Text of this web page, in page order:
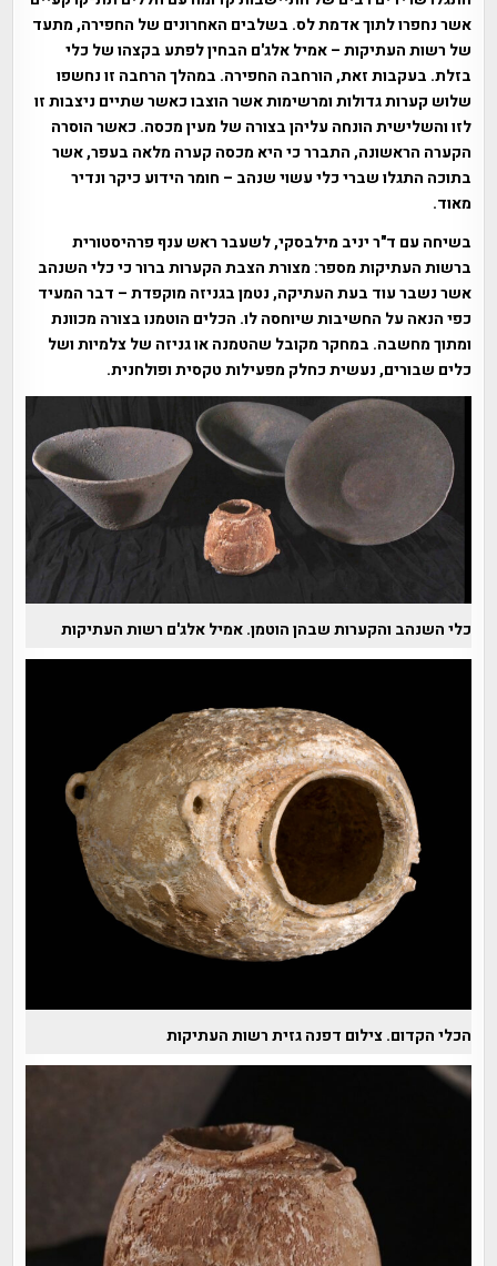
אשר נחפרו לתוך אדמת לס. בשלבים האחרונים של החפירה, מתעד
של רשות העתיקות – אמיל אלג'ם הבחין לפתע בקצהו של כלי
בזלת. בעקבות זאת, הורחבה החפירה. במהלך הרחבה זו נחשפו
שלוש קערות גדולות ומרשימות אשר הוצבו כאשר שתיים ניצבות זו
לזו והשלישית הונחה עליהן בצורה של מעין מכסה. כאשר הוסרה
הקערה הראשונה, התברר כי היא מכסה קערה מלאה בעפר, אשר
בתוכה התגלו שברי כלי עשוי שנהב – חומר הידוע כיקר ונדיר
מאוד.
בשיחה עם ד"ר יניב מילבסקי, לשעבר ראש ענף פרהיסטורית
ברשות העתיקות מספר: מצורת הצבת הקערות ברור כי כלי השנהב
אשר נשבר עוד בעת העתיקה, נטמן בגניזה מוקפדת – דבר המעיד
כפי הנאה על החשיבות שיוחסה לו. הכלים הוטמנו בצורה מכוונת
ומתוך מחשבה. במחקר מקובל שהטמנה או גניזה של צלמיות ושל
כלים שבורים, נעשית כחלק מפעילות טקסית ופולחנית.
כלי השנהב והקערות שבהן הוטמן. אמיל אלג'ם רשות העתיקות
הכלי הקדום. צילום דפנה גזית רשות העתיקות